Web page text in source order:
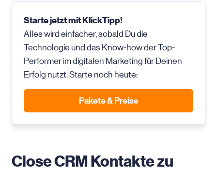
Starte jetzt mit KlickTipp!
Alles wird einfacher, sobald Du die
Technologie und das Know-how der Top-
Performer im digitalen Marketing für Deinen
Erfolg nutzt. Starte noch heute:
Pakete & Preise
Close CRM Kontakte zu